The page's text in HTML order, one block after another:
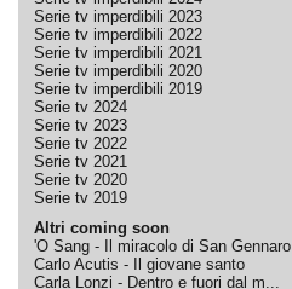
Serie tv imperdibili 2023
Serie tv imperdibili 2022
Serie tv imperdibili 2021
Serie tv imperdibili 2020
Serie tv imperdibili 2019
Serie tv 2024
Serie tv 2023
Serie tv 2022
Serie tv 2021
Serie tv 2020
Serie tv 2019
Altri coming soon
'O Sang - Il miracolo di San Gennaro
Carlo Acutis - Il giovane santo
Carla Lonzi - Dentro e fuori dal m...